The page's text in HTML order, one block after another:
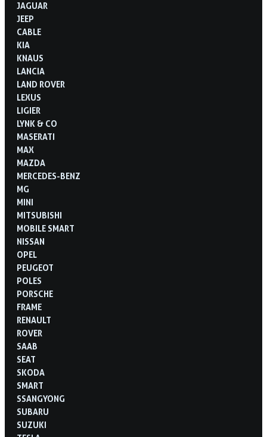
JAGUAR
JEEP
CABLE
KIA
KNAUS
LANCIA
LAND ROVER
LEXUS
LIGIER
LYNK & CO
MASERATI
MAX
MAZDA
MERCEDES-BENZ
MG
MINI
MITSUBISHI
MOBILE SMART
NISSAN
OPEL
PEUGEOT
POLES
PORSCHE
FRAME
RENAULT
ROVER
SAAB
SEAT
SKODA
SMART
SSANGYONG
SUBARU
SUZUKI